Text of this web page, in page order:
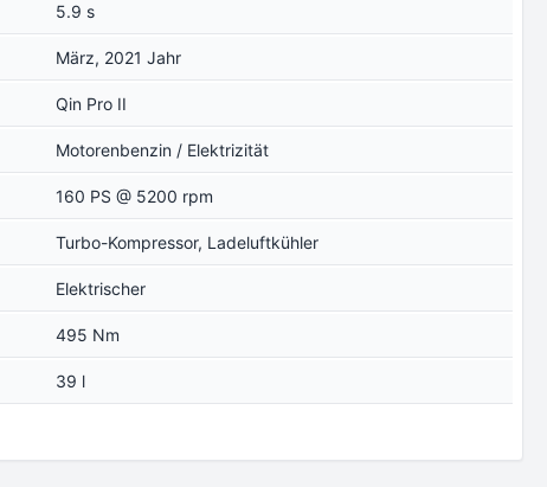
5.9 s
März, 2021 Jahr
Qin Pro II
Motorenbenzin / Elektrizität
160 PS @ 5200 rpm
Turbo-Kompressor, Ladeluftkühler
Elektrischer
495 Nm
39 l